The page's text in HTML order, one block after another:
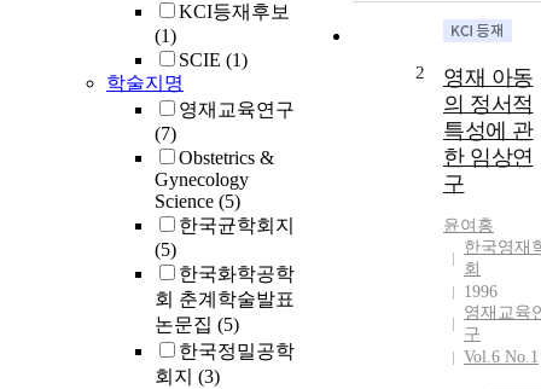
KCI등재후보
(1)
SCIE (1)
학술지명
영재교육연구
(7)
Obstetrics &
Gynecology
Science (5)
한국균학회지
(5)
한국화학공학
회 춘계학술발표
논문집 (5)
한국정밀공학
회지 (3)
2
영재 아동
의 정서적
특성에 관
한 임상연
구
윤여홍
한국영재
회
1996
영재교육
구
Vol.6 No.1